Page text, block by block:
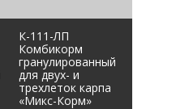
К-111-ЛП
Комбикорм
гранулированный
для двух- и
трехлеток карпа
«Микс-Корм»